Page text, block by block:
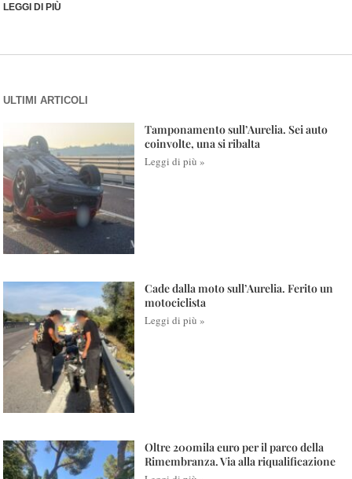
LEGGI DI PIÙ
ULTIMI ARTICOLI
Tamponamento sull’Aurelia. Sei auto
coinvolte, una si ribalta
Leggi di più »
Cade dalla moto sull’Aurelia. Ferito un
motociclista
Leggi di più »
Oltre 200mila euro per il parco della
Rimembranza. Via alla riqualificazione